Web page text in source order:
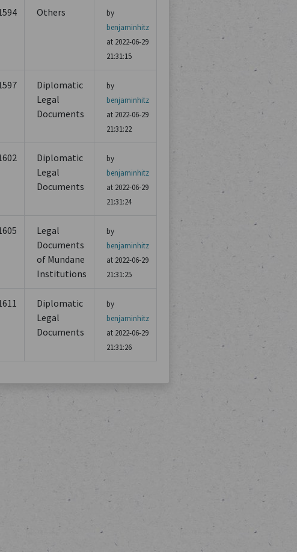
Others
by
benjaminhitz
at 2022-06-29
21:31:15
Diplomatic
Legal
Documents
by
benjaminhitz
at 2022-06-29
21:31:22
Diplomatic
Legal
Documents
by
benjaminhitz
at 2022-06-29
21:31:24
Legal
Documents
of Mundane
Institutions
by
benjaminhitz
at 2022-06-29
21:31:25
Diplomatic
Legal
Documents
by
benjaminhitz
at 2022-06-29
21:31:26